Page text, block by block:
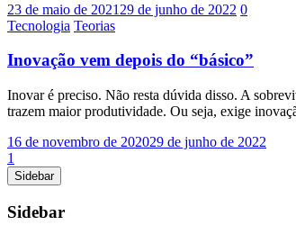
23 de maio de 2021 29 de junho de 2022 0
Tecnologia Teorias
Inovação vem depois do “básico”
Inovar é preciso. Não resta dúvida disso. A
trazem maior produtividade. Ou seja, exige
16 de novembro de 202029 de junho de 2022
1
Sidebar
Sidebar